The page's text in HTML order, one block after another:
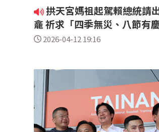
拱天宮媽祖起駕賴總統請
龕 祈求「四季無災、八節有慶
2026-04-12 19:16